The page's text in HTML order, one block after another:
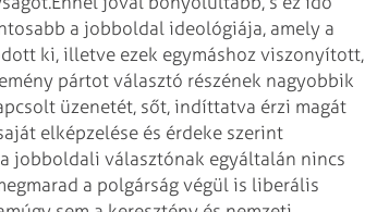
a jobboldal ideológiája, amely a
ki, illetve ezek egymáshoz viszonyított,
pártot választó részének nagyobbik
üzenetét, sőt, indíttatva érzi magát
elképzelése és érdeke szerint
jobboldali választónak egyáltalán nincs
a polgárság végül is liberális